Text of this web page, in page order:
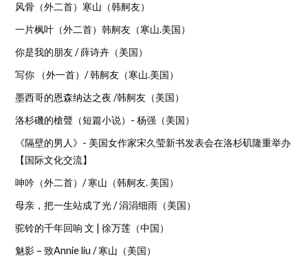
风骨（外二首）寒山（韩舸友）
一片枫叶（外二首）韩舸友（寒山.美国）
你是我的朋友 / 薛诗卉（美国）
写你 （外一首）/ 韩舸友（寒山.美国）
墨西哥的恩森纳达之夜 /韩舸友（美国）
洛杉磯的槍聲（短篇小说）- 杨强（美国）
《隔壁的男人》- 美国女作家宋久莹新书发表会在洛杉矶隆重举办
【国际文化交流】
呻吟（外二首）/ 寒山（韩舸友. 美国）
母亲，把一生站成了光 / 涓涓细雨（美国）
驼铃的千年回响 文 | 徐万莲（中国）
魅影 – 致Annie liu / 寒山（美国）